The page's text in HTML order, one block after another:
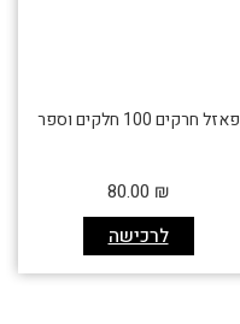
פאזל חרקים 100 חלקים וספר
לרכישה
80.00 ₪